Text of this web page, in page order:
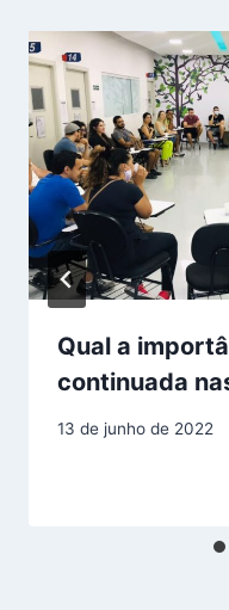
Qual a
continuada
13 de junho de 2022